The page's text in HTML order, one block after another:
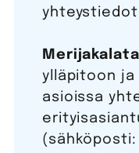
yhteystiedot
ylläpitoon
asioissa
(sähköposti: